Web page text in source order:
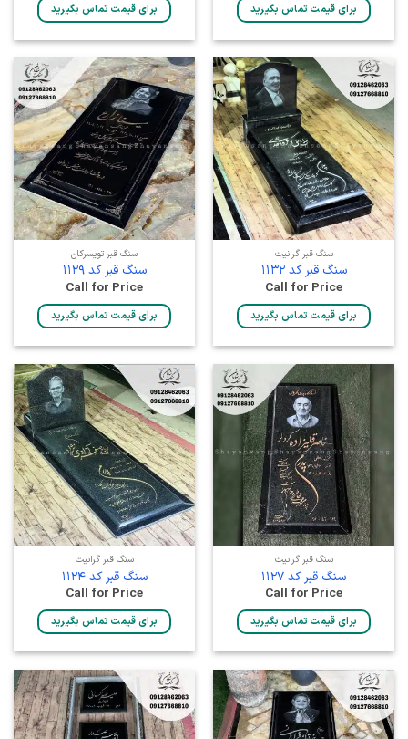
برای قیمت تماس بگیرید برای قیمت تماس بگیرید
سنگ قبر گرانیت
سنگ قبر کد 1132
Call for Price
برای قیمت تماس بگیرید
سنگ قبر تویسرکان
سنگ قبر کد 1129
Call for Price
برای قیمت تماس بگیرید
سنگ قبر گرانیت
سنگ قبر کد 1127
Call for Price
برای قیمت تماس بگیرید
سنگ قبر گرانیت
سنگ قبر کد 1124
Call for Price
برای قیمت تماس بگیرید